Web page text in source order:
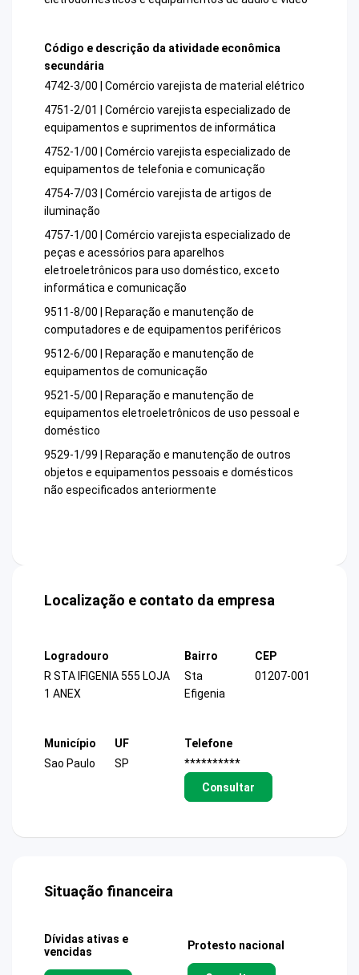
Código e descrição da atividade econômica
secundária
4742-3/00 | Comércio varejista de material elétrico
4751-2/01 | Comércio varejista especializado de
equipamentos e suprimentos de informática
4752-1/00 | Comércio varejista especializado de
equipamentos de telefonia e comunicação
4754-7/03 | Comércio varejista de artigos de
iluminação
4757-1/00 | Comércio varejista especializado de
peças e acessórios para aparelhos
eletroeletrônicos para uso doméstico, exceto
informática e comunicação
9511-8/00 | Reparação e manutenção de
computadores e de equipamentos periféricos
9512-6/00 | Reparação e manutenção de
equipamentos de comunicação
9521-5/00 | Reparação e manutenção de
equipamentos eletroeletrônicos de uso pessoal e
doméstico
9529-1/99 | Reparação e manutenção de outros
objetos e equipamentos pessoais e domésticos
não especificados anteriormente
Localização e contato da empresa
Logradouro
R STA IFIGENIA 555 LOJA
1 ANEX
Bairro
Sta
Efigenia
CEP
01207-001
Município
Sao Paulo
UF
SP
Telefone
**********
Consultar
Situação financeira
Dívidas ativas e
vencidas
Protesto nacional